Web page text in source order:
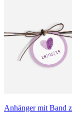
Anhänger mit Band